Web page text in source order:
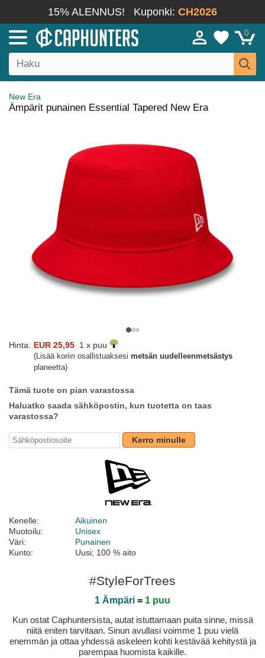
15% ALENNUS! Kuponki: CH2026
0
New Era
Ämpärit punainen Essential Tapered New Era
Hinta: EUR 25,95 1 x puu
(Lisää koriin osallistuaksesi metsän uudelleenmetsästys
planeetta)
Tämä tuote on pian varastossa
Haluatko saada sähköpostin, kun tuotetta on taas
varastossa?
Kerro minulle
Kenelle:
Aikuinen
Muotoilu:
Unisex
Väri:
Punainen
Kunto:
Uusi; 100 % aito
#StyleForTrees
1 Ämpäri = 1 puu
Kun ostat Caphuntersista, autat istuttamaan puita sinne, missä
niitä eniten tarvitaan. Sinun avullasi voimme 1 puu vielä
enemmän ja ottaa yhdessä askeleen kohti kestävää kehitystä ja
parempaa huomista kaikille.